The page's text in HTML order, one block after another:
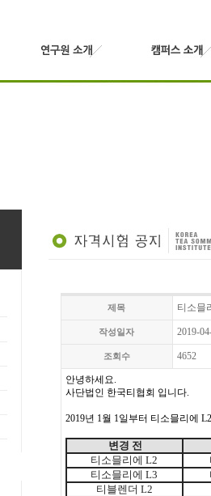
제목 티소믈
작성일자 2019-
조회수 4652
안녕하세요.
사단법인 한국티협회 입니다.
2019년 1월 1일부터 티소믈리에
변경 전
티소믈리에 L2
티소믈리에 L3
티블렌더 L2